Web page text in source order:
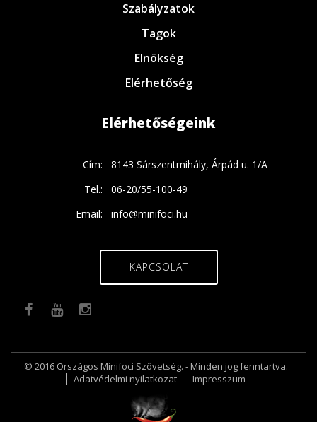
Szabályzatok
Tagok
Elnökség
Elérhetőség
Elérhetőségeink
Cím:
8143 Sárszentmihály, Árpád u. 1/A
Tel.:
06-20/55-100-49
Email:
info@minifoci.hu
KAPCSOLAT
© 2016 Országos Minifoci Szövetség. - Minden jog fenntartva.
Adatvédelmi nyilatkozat
Impresszum